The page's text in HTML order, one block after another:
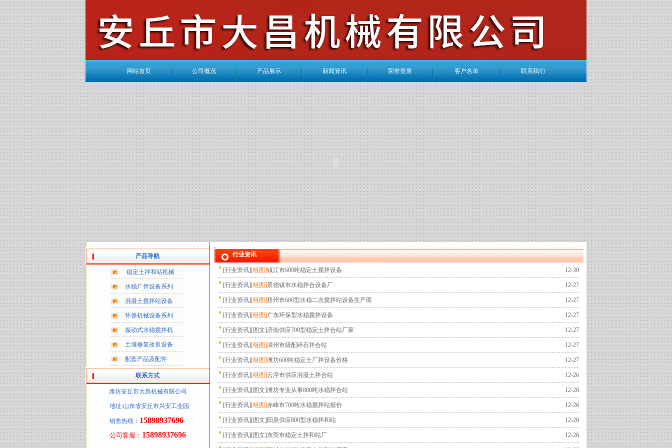
网站首页 公司概况 产品展示 新闻资讯 荣誉资质 客户名单 联系我们
产品导航
稳定土拌和站机械
水稳厂拌设备系列
混凝土搅拌站设备
环保机械设备系列
振动式水稳搅拌机
土壤修复改良设备
配套产品及配件
联系方式
潍坊安丘市大昌机械有限公司
地址:山东省安丘市兴安工业园
销售热线： 15898937696
公司客服： 15898937696
行业资讯
[行业资讯] [组图]镇江市600吨稳定土搅拌设备 12-30
[行业资讯] [组图]景德镇市水稳拌合设备厂 12-27
[行业资讯] [组图]梧州市600型水稳二次搅拌站设备生产商 12-27
[行业资讯] [组图]广东环保型水稳搅拌设备 12-27
[行业资讯] [图文]济南供应700型稳定土拌合站厂家 12-27
[行业资讯] [组图]漳州市级配碎石拌合站 12-27
[行业资讯] [组图]潍坊600吨稳定土厂拌设备价格 12-27
[行业资讯] [组图]云浮市供应混凝土拌合站 12-26
[行业资讯] [图文]潍坊专业从事800吨水稳拌合站 12-26
[行业资讯] [组图]赤峰市700吨水稳搅拌站报价 12-26
[行业资讯] [图文] 阳泉供应800型水稳拌和站 12-26
[行业资讯] [图文] 东莞市稳定土拌和站厂 12-26